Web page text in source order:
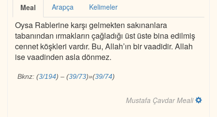
Meal Arapça Kelimeler
Oysa Rablerine karşı gelmekten sakınanlara
tabanından ırmakların çağladığı üst üste bina edilmiş
cennet köşkleri vardır. Bu, Allah’ın bir vaadidir. Allah
ise vaadinden asla dönmez.
Bknz: (3/194) – (39/73)»(39/74)
Mustafa Çavdar Meali